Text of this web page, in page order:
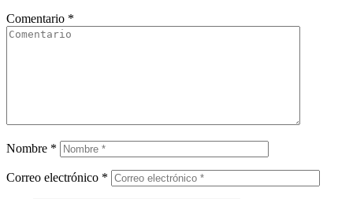
Comentario *
Nombre *
Correo electrónico *